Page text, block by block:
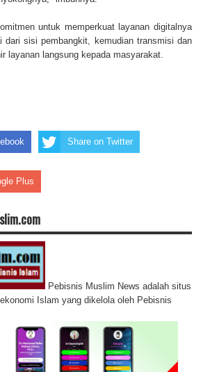
untuk memperkuat layanan digitalnya
dari sisi pembangkit, kemudian transmisi dan
layanan langsung kepada masyarakat.
Share on Twitter
Plus
Pebisnis Muslim News adalah situs
Islam yang dikelola oleh Pebisnis